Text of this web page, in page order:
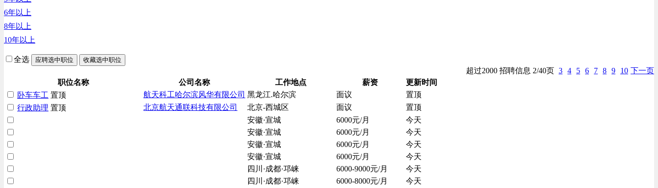
6年以上
8年以上
10年以上
全选 应聘选中职位 收藏选中职位
超过2000 招聘信息 2/40页 3 4 5 6 7 8 9 10 下一页
职位名称
公司名称 工作地点 薪资
更新时间
卧车车工 置顶 航天科工哈尔滨风华有限公司 黑龙江.哈尔滨 面议
置顶
行政助理 置顶 北京航天通联科技有限公司 北京-西城区 面议
置顶
安徽·宣城
6000元/月
今天
安徽·宣城
6000元/月
今天
安徽·宣城
6000元/月
今天
安徽·宣城
6000元/月
今天
四川·成都·邛崃
6000-9000元/月
今天
四川·成都·邛崃
6000-8000元/月
今天